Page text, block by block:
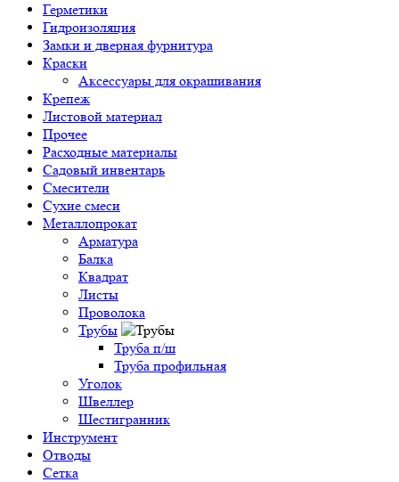
Герметики
Гидроизоляция
Замки и дверная фурнитура
Краски
Аксессуары для окрашивания
Крепеж
Листовой материал
Прочее
Расходные материалы
Садовый инвентарь
Смесители
Сухие смеси
Металлопрокат
Арматура
Балка
Квадрат
Листы
Проволока
Трубы
Труба п/ш
Труба профильная
Уголок
Швеллер
Шестигранник
Инструмент
Отводы
Сетка